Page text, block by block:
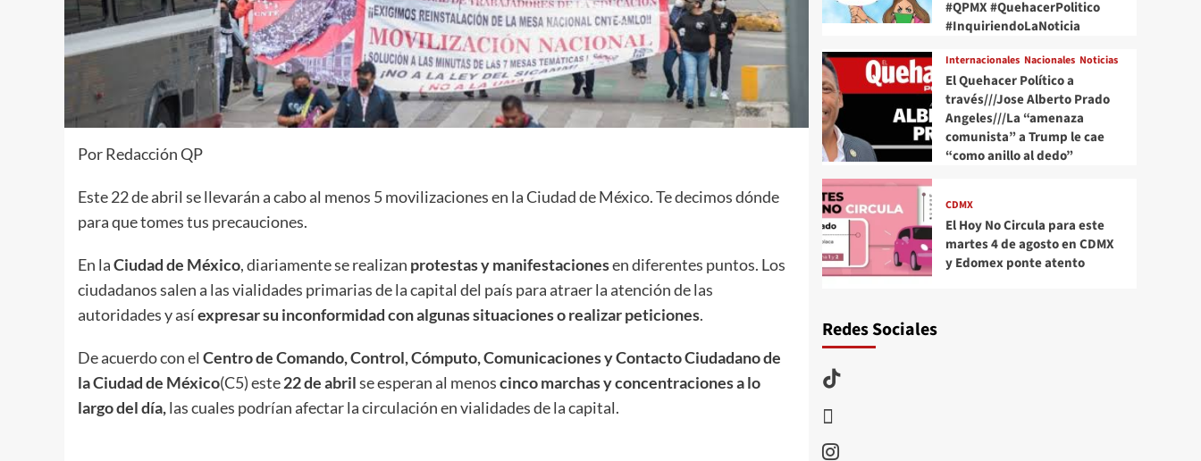
Por Redacción QP
Este 22 de abril se llevarán a cabo al menos 5 movilizaciones en la Ciudad de México. Te decimos dónde
para que tomes tus precauciones.
En laCiudad de México, diariamente se realizan protestas y manifestacionesen diferentes puntos. Los
ciudadanos salen a las vialidades primarias de la capital del país para atraer la atención de las
autoridades y asíexpresar su inconformidad con algunas situaciones o realizar peticiones.
De acuerdo con el Centro de Comando, Control, Cómputo, Comunicaciones y Contacto Ciudadano de
la Ciudad de México(C5) este22 de abrilse esperan al menoscinco marchas y concentraciones a lo
largo del día,las cuales podrían afectar la circulación en vialidades de la capital.
#QPMX #QuehacerPolitico
#InquiriendoLaNoticia
Internacionales Nacionales Noticias
El Quehacer Político a
través///Jose Alberto Prado
Angeles///La “amenaza
comunista” a Trump le cae
“como anillo al dedo”
CDMX
El Hoy No Circula para este
martes 4 de agosto en CDMX
y Edomex ponte atento
Redes Sociales
TikTok
Instagram